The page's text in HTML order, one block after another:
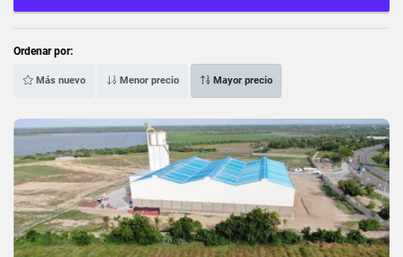
Ordenar por:
Más nuevo Menor precio Mayor precio